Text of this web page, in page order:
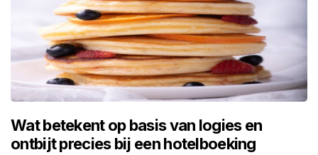
Wat betekent op basis van logies en
ontbijt precies bij een hotelboeking